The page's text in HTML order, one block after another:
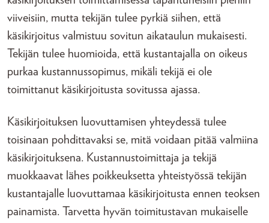
viiveisiin, mutta tekijän tulee pyrkiä siihen, että
käsikirjoitus valmistuu sovitun aikataulun mukaisesti.
Tekijän tulee huomioida, että kustantajalla on oikeus
purkaa kustannussopimus, mikäli tekijä ei ole
toimittanut käsikirjoitusta sovitussa ajassa.
Käsikirjoituksen luovuttamisen yhteydessä tulee
toisinaan pohdittavaksi se, mitä voidaan pitää valmiina
käsikirjoituksena. Kustannustoimittaja ja tekijä
muokkaavat lähes poikkeuksetta yhteistyössä tekijän
kustantajalle luovuttamaa käsikirjoitusta ennen teoksen
painamista. Tarvetta hyvän toimitustavan mukaiselle